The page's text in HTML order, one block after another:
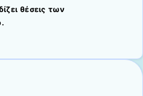
θέσεις των